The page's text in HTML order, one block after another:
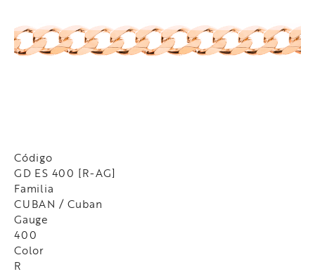
Código
GD ES 400 [R-AG]
Familia
CUBAN / Cuban
Gauge
400
Color
R